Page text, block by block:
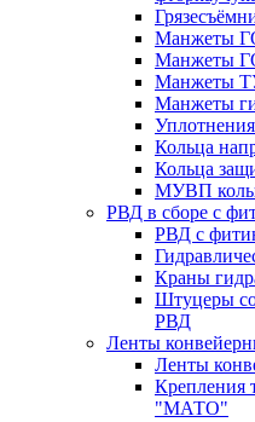
Манжеты
Манжеты
Манжеты
Манжеты
Кольца
Кольца
МУВП
РВД в сборе с
РВД с
Краны
Штуцеры
РВД
Ленты
Ленты
Крепления
"МАТО"